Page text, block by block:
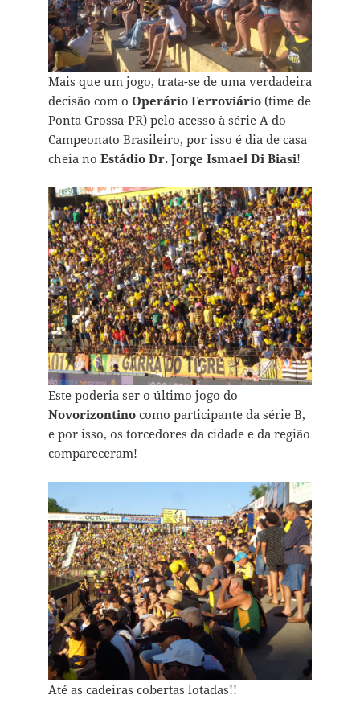
Mais que um jogo, trata-se de uma verdadeira
decisão com o Operário Ferroviário(time de
Ponta Grossa-PR) pelo acesso à série A do
Campeonato Brasileiro, por isso é dia de casa
cheia no Estádio Dr. Jorge Ismael Di Biasi!
Este poderia ser o último jogo do
Novorizontinocomo participante da série B,
e por isso, os torcedores da cidade e da região
compareceram!
Até as cadeiras cobertas lotadas!!